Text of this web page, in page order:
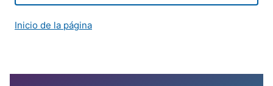
Inicio de la página